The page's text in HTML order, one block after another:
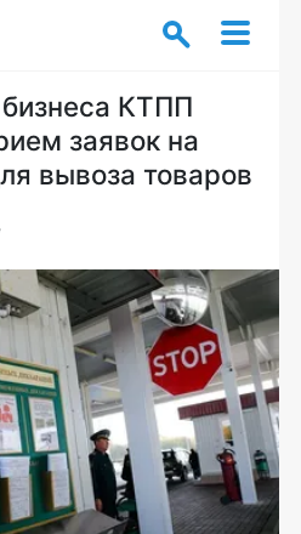
КТПП
заявок на
вывоза товаров